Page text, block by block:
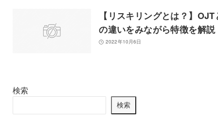
【リスキリングとは？】OJT
の違いをみながら特徴を解説
2022年10月6日
検索
検索